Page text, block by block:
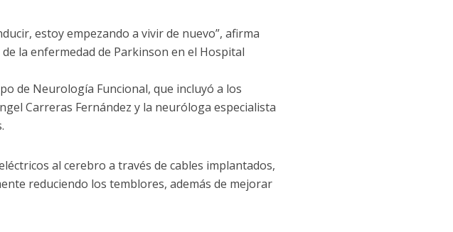
estoy empezando a vivir de nuevo”, afirma
la enfermedad de Parkinson en el Hospital
de Neurología Funcional, que incluyó a los
Carreras Fernández y la neuróloga especialista
al cerebro a través de cables implantados,
reduciendo los temblores, además de mejorar